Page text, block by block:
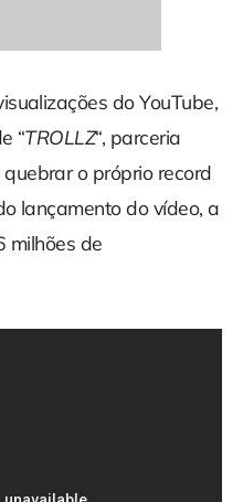
do YouTube,
“TROLLZ“, parceria
o próprio record
lançamento do vídeo, a
milhões de